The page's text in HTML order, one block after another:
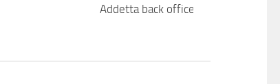
Addetta back office e front office